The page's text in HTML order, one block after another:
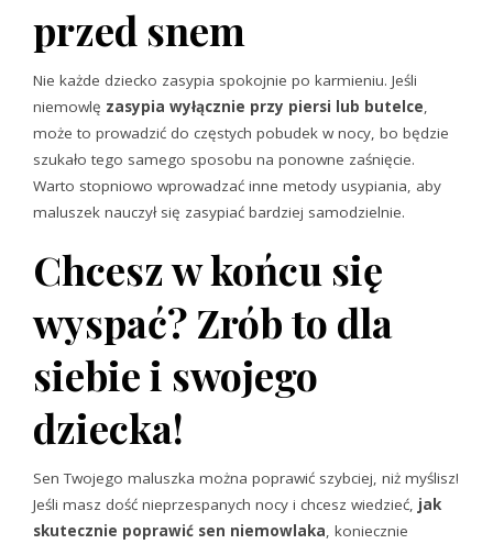
przed snem
Nie każde dziecko zasypia spokojnie po karmieniu. Jeśli
niemowlę zasypia wyłącznie przy piersi lub butelce,
może to prowadzić do częstych pobudek w nocy, bo będzie
szukało tego samego sposobu na ponowne zaśnięcie.
Warto stopniowo wprowadzać inne metody usypiania, aby
maluszek nauczył się zasypiać bardziej samodzielnie.
Chcesz w końcu się
wyspać? Zrób to dla
siebie i swojego
dziecka!
Sen Twojego maluszka można poprawić szybciej, niż myślisz!
Jeśli masz dość nieprzespanych nocy i chcesz wiedzieć, jak
skutecznie poprawić sen niemowlaka, koniecznie